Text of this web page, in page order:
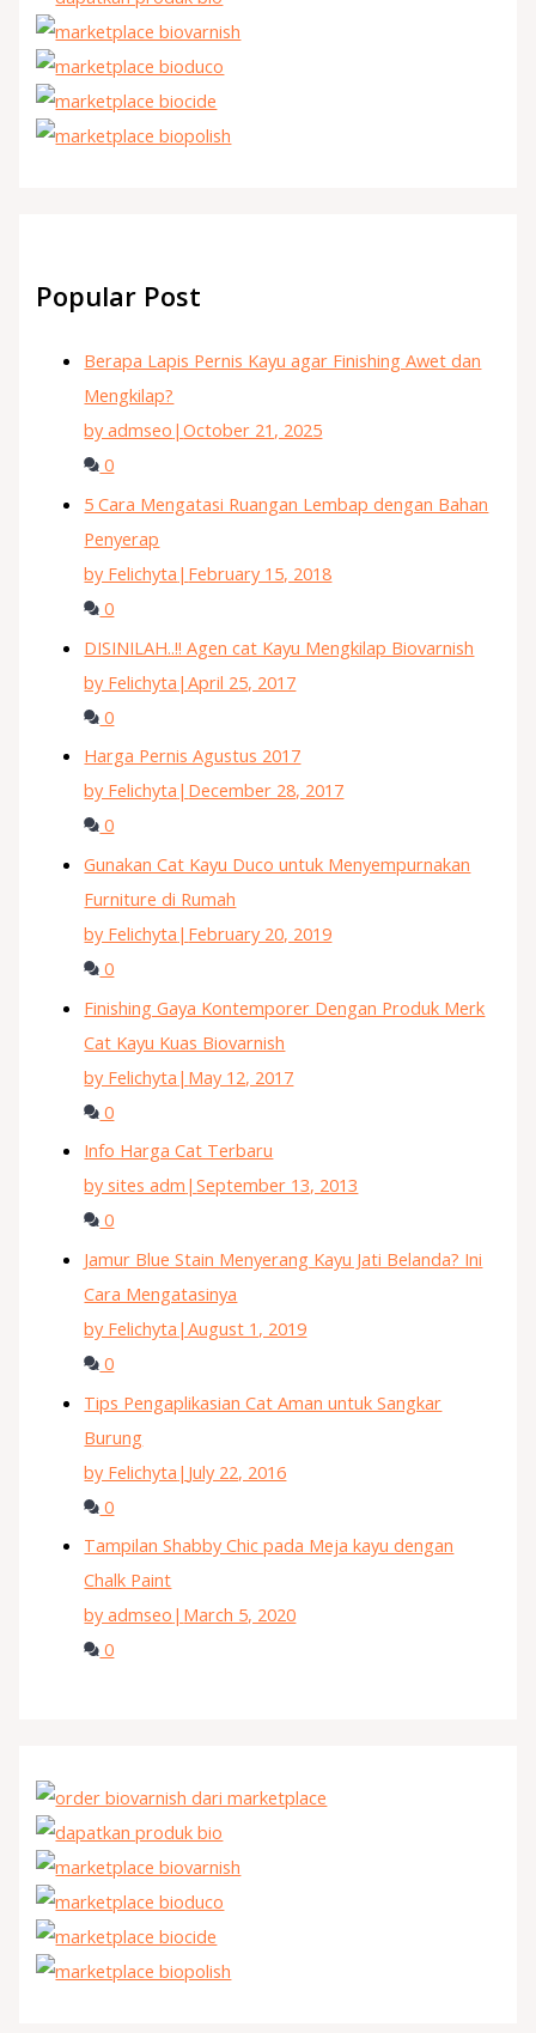
Popular Post
Berapa Lapis Pernis Kayu agar Finishing Awet dan
Mengkilap?
by admseo |October 21, 2025
0
5 Cara Mengatasi Ruangan Lembap dengan Bahan
Penyerap
by Felichyta | February 15, 2018
0
DISINILAH..!! Agen cat Kayu Mengkilap Biovarnish
by Felichyta |April 25, 2017
0
Harga Pernis Agustus 2017
by Felichyta | December 28, 2017
0
Gunakan Cat Kayu Duco untuk Menyempurnakan
Furniture di Rumah
by Felichyta | February 20, 2019
0
Finishing Gaya Kontemporer Dengan Produk Merk
Cat Kayu Kuas Biovarnish
by Felichyta | May 12, 2017
0
Info Harga Cat Terbaru
by sites adm |September 13, 2013
0
Jamur Blue Stain Menyerang Kayu Jati Belanda? Ini
Cara Mengatasinya
by Felichyta |August 1, 2019
0
Tips Pengaplikasian Cat Aman untuk Sangkar
Burung
by Felichyta | July 22, 2016
0
Tampilan Shabby Chic pada Meja kayu dengan
Chalk Paint
by admseo | March 5, 2020
0